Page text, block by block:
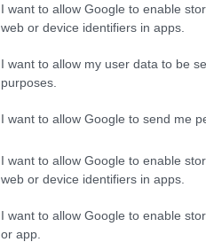
I want to allow Google to enable
web or device identifiers in apps.
I want to allow my user data to be
purposes.
I want to allow Google to send me
I want to allow Google to enable
web or device identifiers in apps.
I want to allow Google to enable
or app.
Rómeó és
"Szívem,
Shakespeare